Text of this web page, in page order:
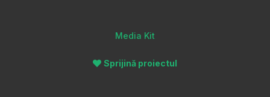
Media Kit
Sprijină proiectul